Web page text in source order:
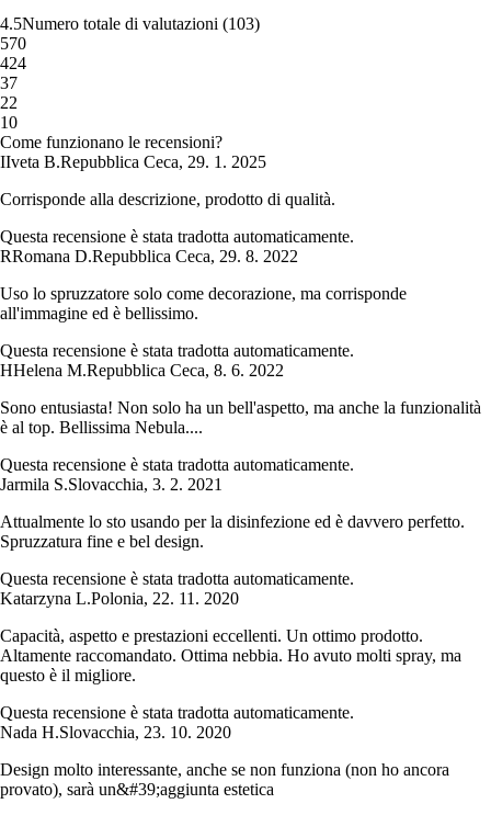
4.5Numero totale di valutazioni (103)
570
424
37
22
10
Come funzionano le recensioni?
IIveta B.Repubblica Ceca, 29. 1. 2025
Corrisponde alla descrizione, prodotto di qualità.
Questa recensione è stata tradotta automaticamente.
RRomana D.Repubblica Ceca, 29. 8. 2022
Uso lo spruzzatore solo come decorazione, ma corrisponde
all'immagine ed è bellissimo.
Questa recensione è stata tradotta automaticamente.
HHelena M.Repubblica Ceca, 8. 6. 2022
Sono entusiasta! Non solo ha un bell'aspetto, ma anche la funzionalità
è al top. Bellissima Nebula....
Questa recensione è stata tradotta automaticamente.
Jarmila S.Slovacchia, 3. 2. 2021
Attualmente lo sto usando per la disinfezione ed è davvero perfetto.
Spruzzatura fine e bel design.
Questa recensione è stata tradotta automaticamente.
Katarzyna L.Polonia, 22. 11. 2020
Capacità, aspetto e prestazioni eccellenti. Un ottimo prodotto.
Altamente raccomandato. Ottima nebbia. Ho avuto molti spray, ma
questo è il migliore.
Questa recensione è stata tradotta automaticamente.
Nada H.Slovacchia, 23. 10. 2020
Design molto interessante, anche se non funziona (non ho ancora
provato), sarà un&#39;aggiunta estetica